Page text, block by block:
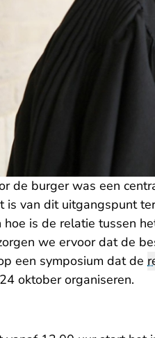
de burger was een
is van dit uitgangspunt
hoe is de relatie tussen
we ervoor dat de
een symposium dat de
oktober organiseren.